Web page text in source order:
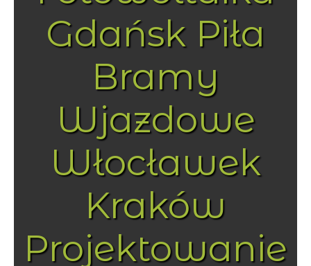
Gdańsk Piła
Bramy
Wjazdowe
Włocławek
Kraków
Projektowanie